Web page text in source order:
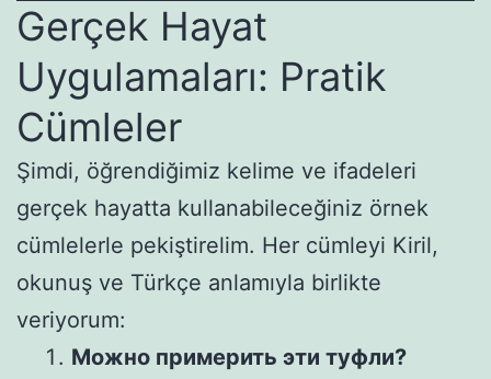
Gerçek Hayat
Uygulamaları: Pratik
Cümleler
Şimdi, öğrendiğimiz kelime ve ifadeleri
gerçek hayatta kullanabileceğiniz örnek
cümlelerle pekiştirelim. Her cümleyi Kiril,
okunuş ve Türkçe anlamıyla birlikte
veriyorum:
Можно примерить эти туфли?